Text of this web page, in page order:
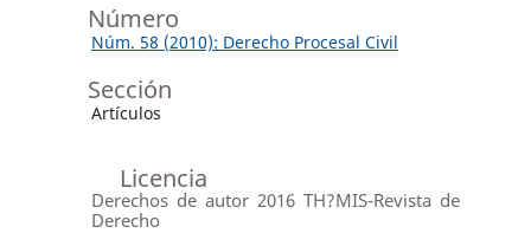
Número
Núm. 58 (2010): Derecho Procesal Civil
Sección
Artículos
Licencia
Derechos de autor 2016 TH?MIS-Revista de
Derecho